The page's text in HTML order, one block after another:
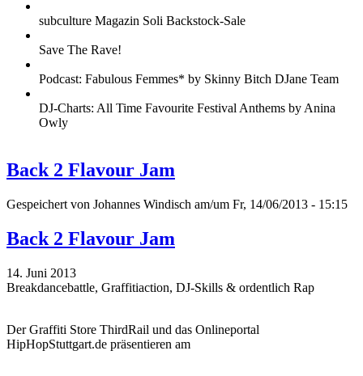
subculture Magazin Soli Backstock-Sale
Save The Rave!
Podcast: Fabulous Femmes* by Skinny Bitch DJane Team
DJ-Charts: All Time Favourite Festival Anthems by Anina
Owly
Back 2 Flavour Jam
Gespeichert von Johannes Windisch am/um Fr, 14/06/2013 - 15:15
Back 2 Flavour Jam
14. Juni 2013
Breakdancebattle, Graffitiaction, DJ-Skills & ordentlich Rap
Der Graffiti Store ThirdRail und das Onlineportal
HipHopStuttgart.de präsentieren am